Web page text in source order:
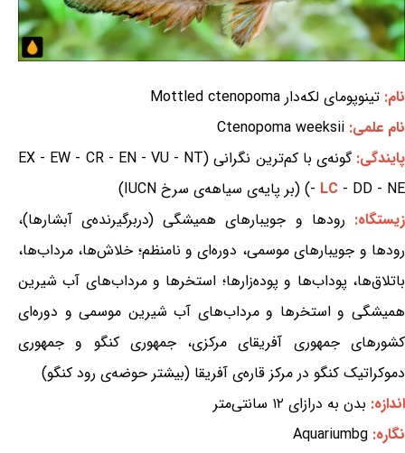
نام: تینوپومای لکه‌دار Mottled ctenopoma
نام علمی: Ctenopoma weeksii
پایندگی:
گونه‌ی با کم‌ترین نگرانی (EX - EW - CR - EN - VU - NT
- LC - DD - NE) (بر پایه‌ی سیاهه‌ی سرخ IUCN)
زیستگاه: رودها و جویبارهای همیشگی (دربرگیرنده‌ی آبشارها)،
رودها و جویبارهای موسمی، دوره‌ای و نامنظم؛ خلاش‌ها، مرداب‌ها،
باتلاق‌ها، پوداب‌ها و پوده‌زارها؛ استخرها و مرداب‌های آب شیرین
همیشگی و استخرها و مرداب‌های آب شیرین موسمی و دوره‌ای
کشورهای جمهوری آفریقای مرکزی، جمهوری کنگو و جمهوری
دموکراتیک کنگو در مرکز قاره‌ی آفریقا (بیشتر حوضه‌ی رود کنگو)
اندازه: بدن به درازای ۱۲ سانتی‌متر
نگاره: Aquariumbg